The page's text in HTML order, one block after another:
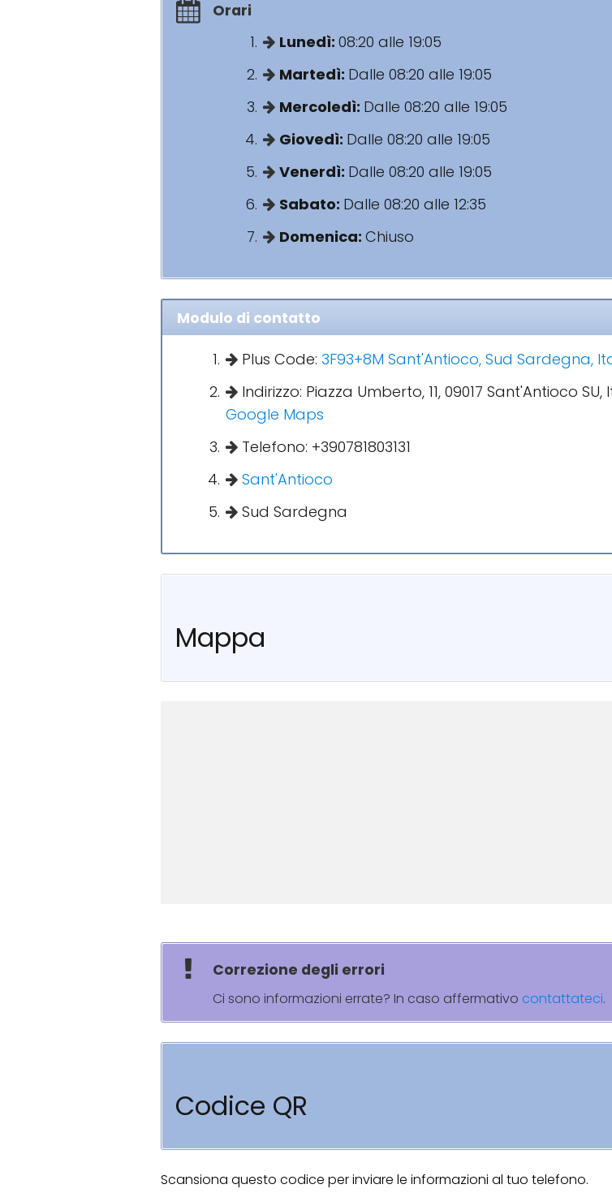
Orari
Lunedì: 08:20 alle 19:05
Martedì: Dalle 08:20 alle 19:05
Mercoledì: Dalle 08:20 alle 19:05
Giovedì: Dalle 08:20 alle 19:05
Venerdì: Dalle 08:20 alle 19:05
Sabato: Dalle 08:20 alle 12:35
Domenica: Chiuso
Modulo di contatto
Plus Code: 3F93+8M Sant'Antioco, Sud Sardegna,
Indirizzo: Piazza Umberto, 11, 09017 Sant'Antioco SU,
Google Maps
Telefono: +390781803131
Sant'Antioco
Sud Sardegna
Mappa
Correzione degli errori
Ci sono informazioni errate? In caso affermativo contattateci.
Codice QR
Scansiona questo codice per inviare le informazioni al tuo telefono.